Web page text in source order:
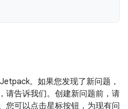
。如果您发现了新问题，
请告诉我们。创建新问题前，请
您可以点击星标按钮，为现有问